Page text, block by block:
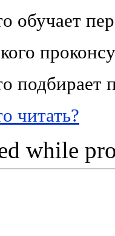
обучает
подбирает
читать?
while